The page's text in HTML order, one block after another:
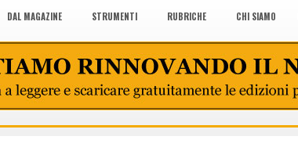
DAL MAGAZINE STRUMENTI RUBRICHE CHI SIAMO